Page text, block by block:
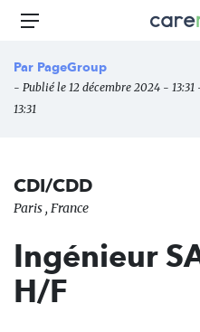
Aller
principal
des
Menu
Par PageGroup
- Publié le 12 décembre 2024 -
13:31
CDI/CDD
Paris , France
Ingénieur
H/F